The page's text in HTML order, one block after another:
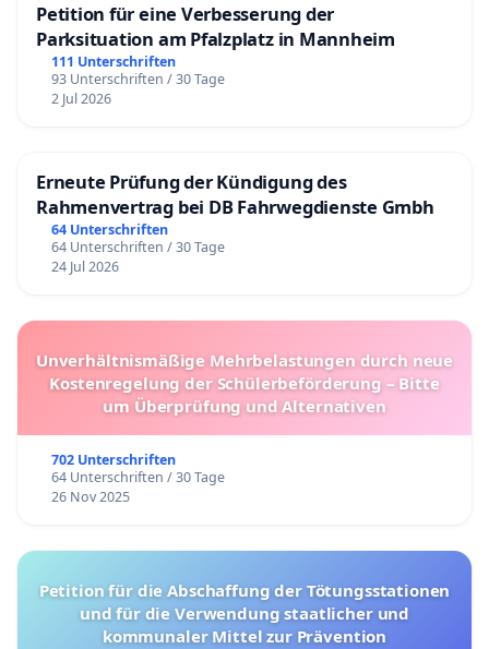
Petition für eine Verbesserung der
Parksituation am Pfalzplatz in Mannheim
111 Unterschriften
93 Unterschriften / 30 Tage
2 Jul 2026
Erneute Prüfung der Kündigung des
Rahmenvertrag bei DB Fahrwegdienste Gmbh
64 Unterschriften
64 Unterschriften / 30 Tage
24 Jul 2026
Unverhältnismäßige Mehrbelastungen durch neue
Kostenregelung der Schülerbeförderung – Bitte
um Überprüfung und Alternativen
702 Unterschriften
64 Unterschriften / 30 Tage
26 Nov 2025
Petition für die Abschaffung der Tötungsstationen
und für die Verwendung staatlicher und
kommunaler Mittel zur Prävention